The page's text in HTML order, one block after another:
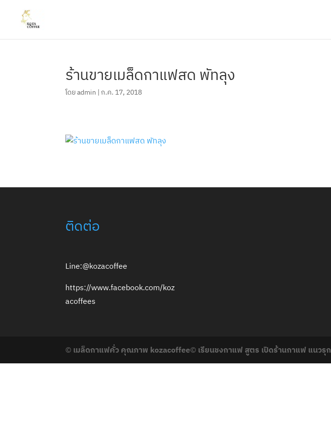
ร้านขายเมล็ดกาแฟสด พัทลุง
โดยadmin |ก.ค. 17, 2018
ติดต่อ
Line:@kozacoffee
https://www.facebook.com/koz
acoffees
© เมล็ดกาแฟคั่ว คุณภาพ kozacoffee© เรียนชงกาแฟ สูตร เปิดร้านกาแฟ แนวรุก